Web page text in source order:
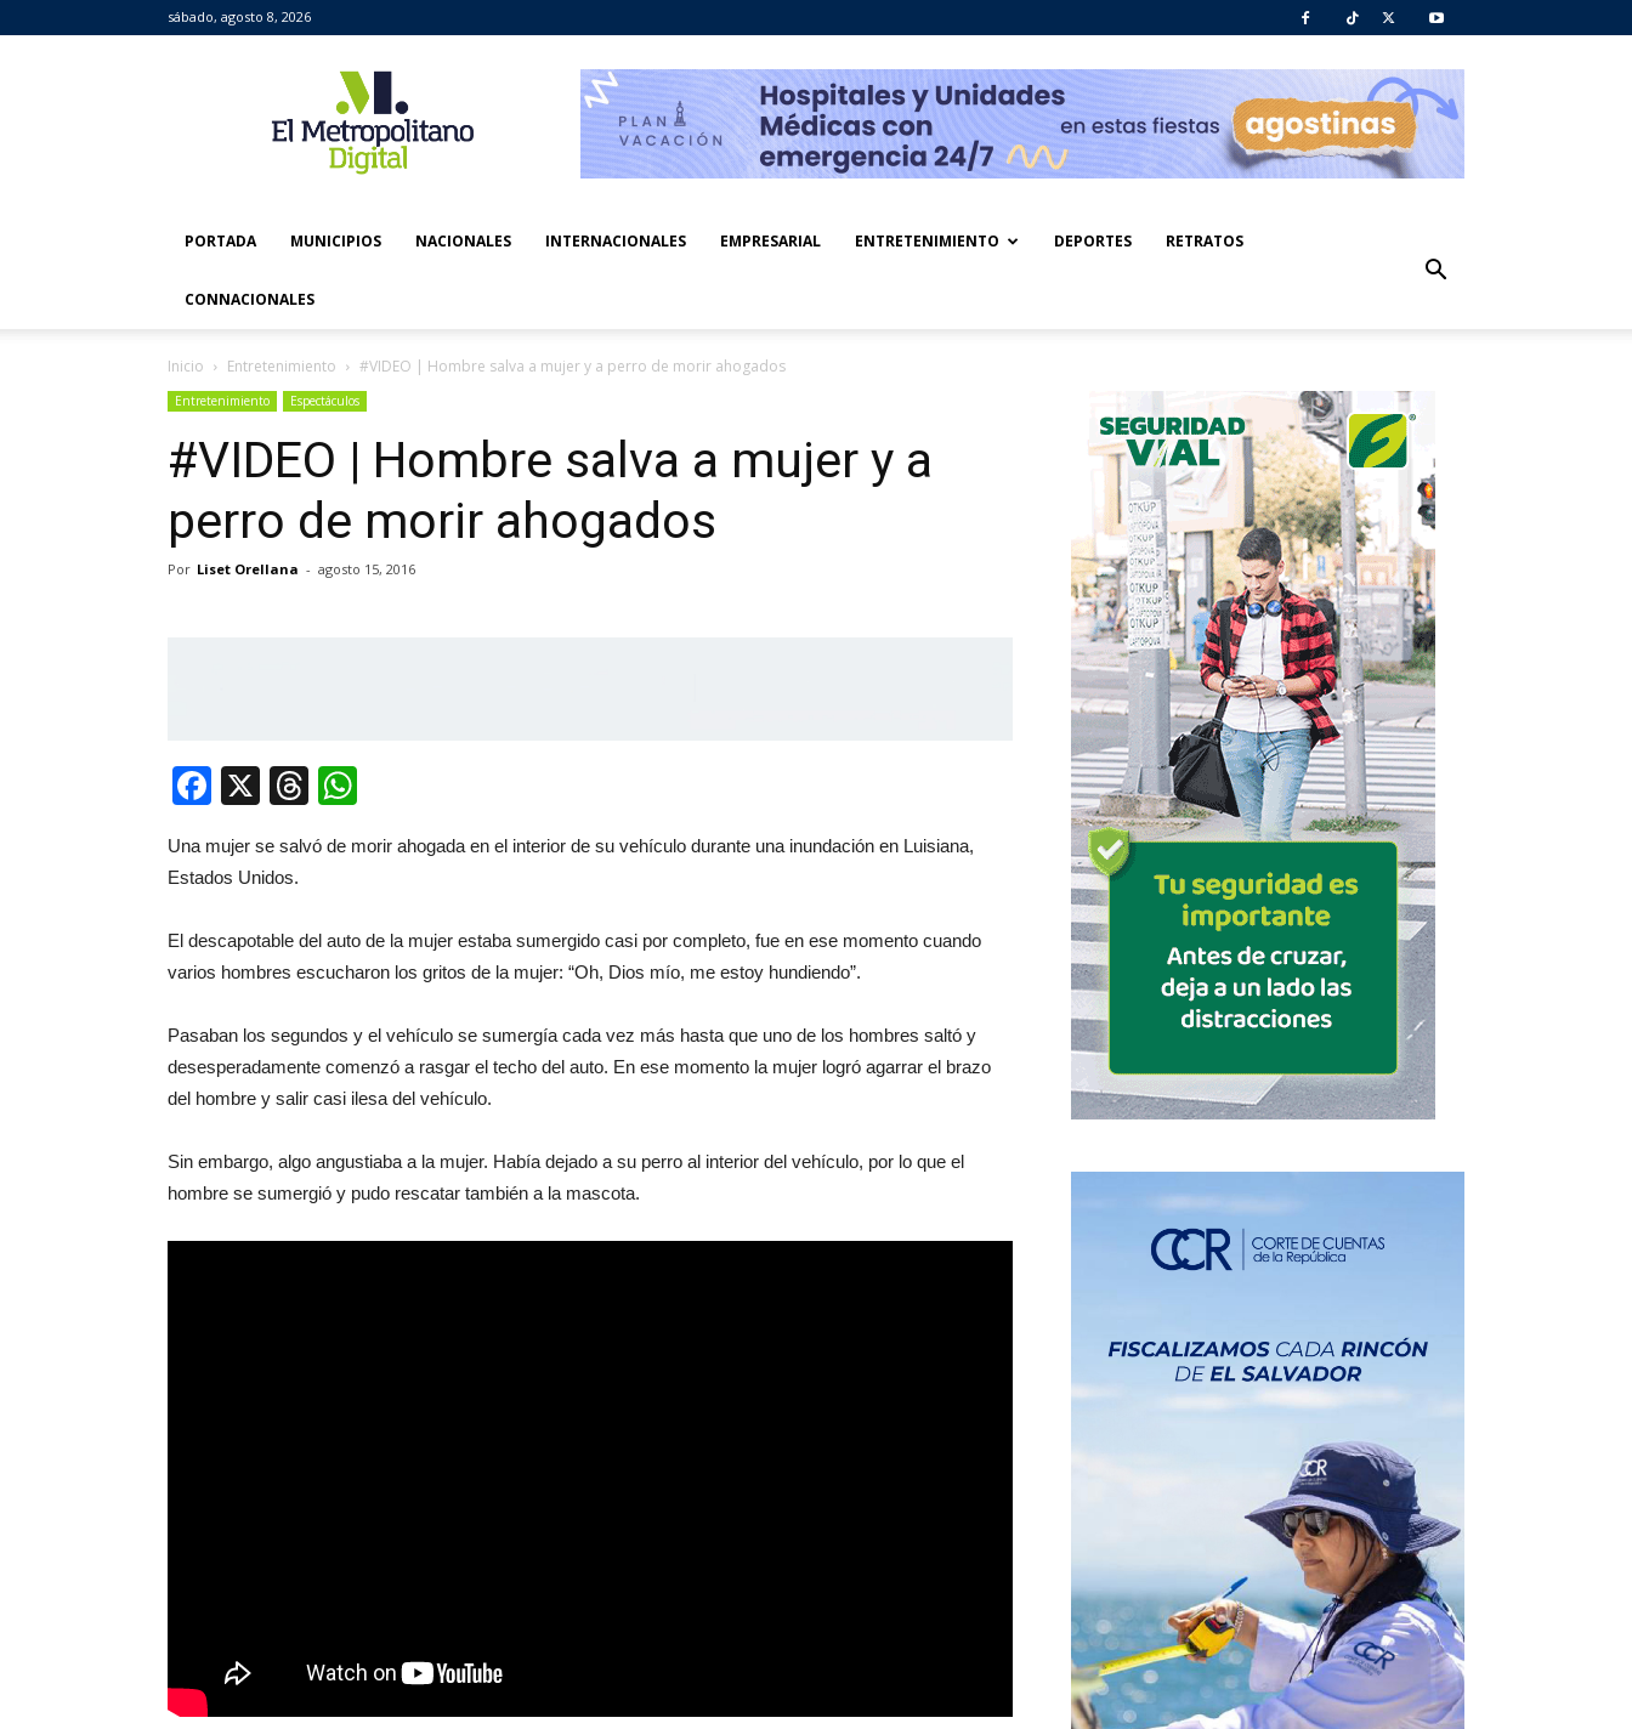
sábado, agosto 8, 2026
Metropolitano
Digital
PORTADA MUNICIPIOS NACIONALES INTERNACIONALES EMPRESARIAL ENTRETENIMIENTO DEPORTES RETRATOS
CONNACIONALES
Inicio Entretenimiento #VIDEO | Hombre salva a mujer y a perro de morir ahogados
Entretenimiento Espectáculos
#VIDEO | Hombre salva a mujer y a
perro de morir ahogados
Por Liset Orellana - agosto 15, 2016
Facebook
X Threads
Una mujer se salvó de morir ahogada en el interior de su vehículo durante una inundación en Luisiana,
Estados Unidos.
El descapotable del auto de la mujer estaba sumergido casi por completo, fue en ese momento cuando
varios hombres escucharon los gritos de la mujer: “Oh, Dios mío, me estoy hundiendo”.
Pasaban los segundos y el vehículo se sumergía cada vez más hasta que uno de los hombres saltó y
desesperadamente comenzó a rasgar el techo del auto. En ese momento la mujer logró agarrar el brazo
del hombre y salir casi ilesa del vehículo.
Sin embargo, algo angustiaba a la mujer. Había dejado a su perro al interior del vehículo, por lo que el
hombre se sumergió y pudo rescatar también a la mascota.